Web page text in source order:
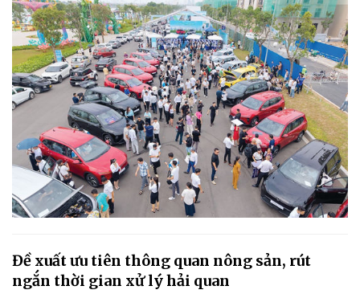
Đề xuất ưu tiên thông quan nông sản, rút
ngắn thời gian xử lý hải quan